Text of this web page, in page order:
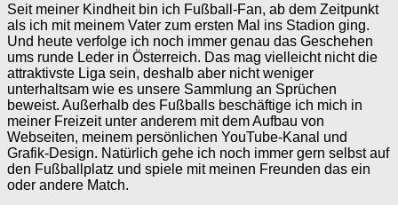
Seit meiner Kindheit bin ich Fußball-Fan, ab dem Zeitpunkt
als ich mit meinem Vater zum ersten Mal ins Stadion ging.
Und heute verfolge ich noch immer genau das Geschehen
ums runde Leder in Österreich. Das mag vielleicht nicht die
attraktivste Liga sein, deshalb aber nicht weniger
unterhaltsam wie es unsere Sammlung an Sprüchen
beweist. Außerhalb des Fußballs beschäftige ich mich in
meiner Freizeit unter anderem mit dem Aufbau von
Webseiten, meinem persönlichen YouTube-Kanal und
Grafik-Design. Natürlich gehe ich noch immer gern selbst auf
den Fußballplatz und spiele mit meinen Freunden das ein
oder andere Match.